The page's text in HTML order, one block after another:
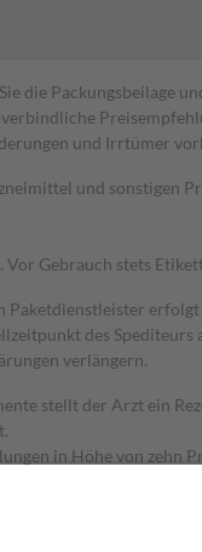
die Packungsbeilage
und Irrtümer
und sonstigen
Vor Gebrauch stets
Paketdienstleister
des
verlängern.
stellt der Arzt ein
in Höhe von zehn
Online-Apotheken.